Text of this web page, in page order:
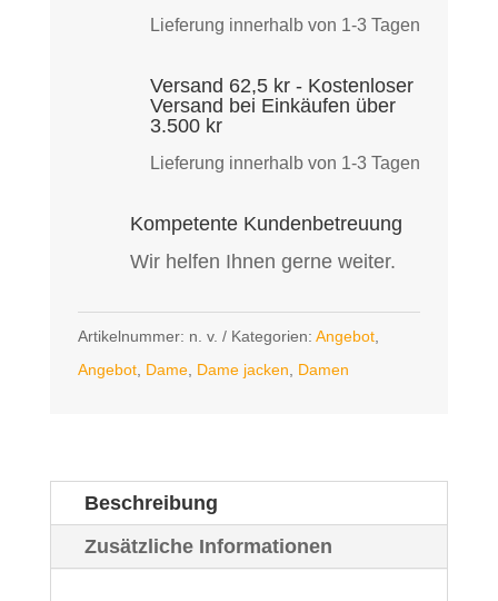
Lieferung innerhalb von 1-3 Tagen
Versand 62,5 kr - Kostenloser
Versand bei Einkäufen über
3.500 kr
Lieferung innerhalb von 1-3 Tagen
Kompetente Kundenbetreuung
Wir helfen Ihnen gerne weiter.
Artikelnummer: n. v. Kategorien: Angebot,
Angebot, Dame, Dame jacken Damen
Beschreibung
Zusätzliche Informationen